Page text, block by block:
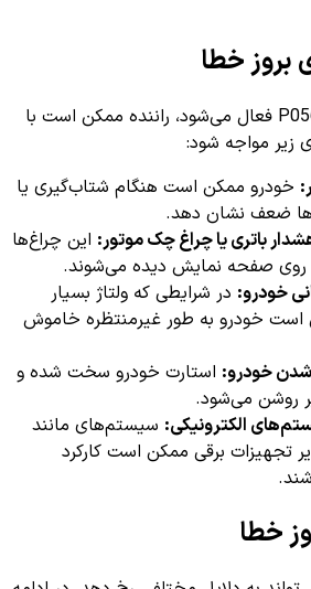
بروز خطا
هنگامی که کد خطای P0561 فعال می‌شود، راننده ممکن است با
زیر مواجه شود:
خودرو ممکن است هنگام شتاب‌گیری یا
ضعف نشان دهد.
باتری یا چراغ چک موتور: این چراغ‌ها
صفحه نمایش دیده می‌شوند.
خودرو: در شرایطی که ولتاژ بسیار
است خودرو به طور غیرمنتظره خاموش
خودرو: استارت خودرو سخت شده و
روشن می‌شود.
الکترونیکی: سیستم‌های مانند
تجهیزات برقی ممکن است کارکرد
خطا